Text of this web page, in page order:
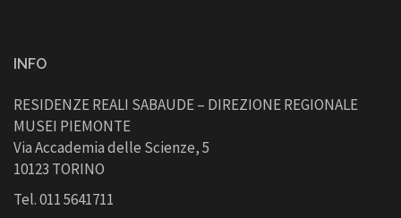
INFO
RESIDENZE REALI SABAUDE – DIREZIONE REGIONALE
MUSEI PIEMONTE
Via Accademia delle Scienze, 5
10123 TORINO
Tel. 011 5641711